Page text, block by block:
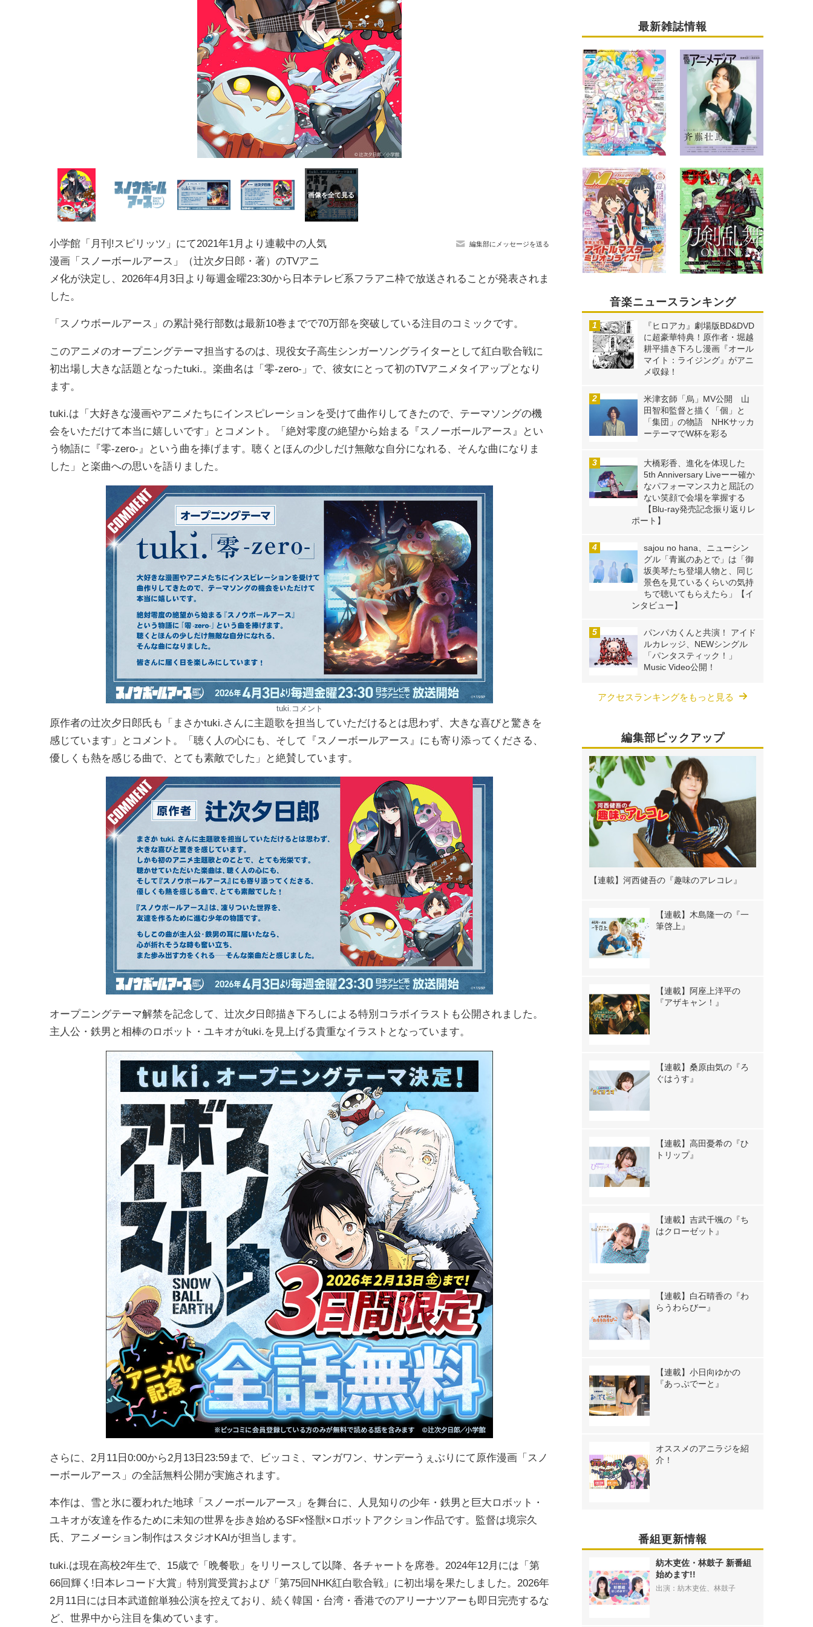
編集部にメッセージを送る
小学館「月刊!スピリッツ」にて2021年1月より連載中の人気
漫画「スノーボールアース」（辻次夕日郎・著）のTVアニ
メ化が決定し、2026年4月3日より毎週金曜23:30から日本テレビ系フラアニ枠で放送されることが発表されま
した。
「スノウボールアース」の累計発行部数は最新10巻までで70万部を突破している注目のコミックです。
このアニメのオープニングテーマ担当するのは、現役女子高生シンガーソングライターとして紅白歌合戦に
初出場し大きな話題となったtuki.。楽曲名は「零-zero-」で、彼女にとって初のTVアニメタイアップとなり
ます。
tuki.は「大好きな漫画やアニメたちにインスピレーションを受けて曲作りしてきたので、テーマソングの機
会をいただけて本当に嬉しいです」とコメント。「絶対零度の絶望から始まる『スノーボールアース』とい
う物語に『零-zero-』という曲を捧げます。聴くとほんの少しだけ無敵な自分になれる、そんな曲になりま
した」と楽曲への思いを語りました。
tuki.コメント
原作者の辻次夕日郎氏も「まさかtuki.さんに主題歌を担当していただけるとは思わず、大きな喜びと驚きを
感じています」とコメント。「聴く人の心にも、そして『スノーボールアース』にも寄り添ってくださる、
優しくも熱を感じる曲で、とても素敵でした」と絶賛しています。
オープニングテーマ解禁を記念して、辻次夕日郎描き下ろしによる特別コラボイラストも公開されました。
主人公・鉄男と相棒のロボット・ユキオがtuki.を見上げる貴重なイラストとなっています。
さらに、2月11日0:00から2月13日23:59まで、ビッコミ、マンガワン、サンデーうぇぶりにて原作漫画「スノ
ーボールアース」の全話無料公開が実施されます。
本作は、雪と氷に覆われた地球「スノーボールアース」を舞台に、人見知りの少年・鉄男と巨大ロボット・
ユキオが友達を作るために未知の世界を歩き始めるSF×怪獣×ロボットアクション作品です。監督は境宗久
氏、アニメーション制作はスタジオKAIが担当します。
tuki.は現在高校2年生で、15歳で「晩餐歌」をリリースして以降、各チャートを席巻。2024年12月には「第
66回輝く!日本レコード大賞」特別賞受賞および「第75回NHK紅白歌合戦」に初出場を果たしました。2026年
2月11日には日本武道館単独公演を控えており、続く韓国・台湾・香港でのアリーナツアーも即日完売するな
ど、世界中から注目を集めています。
最新雑誌情報
音楽ニュースランキング
『ヒロアカ』劇場版BD&DVD
に超豪華特典！原作者・堀越
耕平描き下ろし漫画『オール
マイト：ライジング』がアニ
メ収録！
米津玄師「烏」MV公開 山
田智和監督と描く「個」と
「集団」の物語 NHKサッカ
ーテーマでW杯を彩る
大橋彩香、進化を体現した
5th Anniversary Liveーー確か
なパフォーマンス力と屈託の
ない笑顔で会場を掌握する
【Blu-ray発売記念振り返りレ
ポート】
sajou no hana、ニューシン
グル「青嵐のあとで」は「御
坂美琴たち登場人物と、同じ
景色を見ているくらいの気持
ちで聴いてもらえたら」【イ
ンタビュー】
パンパカくんと共演！ アイド
ルカレッジ、NEWシングル
「パンタスティック！」
Music Video公開！
アクセスランキングをもっと見る
編集部ピックアップ
【連載】河西健吾の『趣味のアレコレ』
【連載】木島隆一の『一
筆啓上』
【連載】阿座上洋平の
『アザキャン！』
【連載】桑原由気の『ろ
ぐはうす』
【連載】高田憂希の『ひ
トリップ』
【連載】吉武千颯の『ち
はクローゼット』
【連載】白石晴香の『わ
らうわらびー』
【連載】小日向ゆかの
『あっぷでーと』
オススメのアニラジを紹
介！
番組更新情報
紡木吏佐・林鼓子 新番組
始めます!!
出演：紡木吏佐、林鼓子